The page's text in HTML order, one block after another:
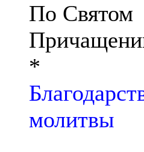
По Святом
*
молитвы